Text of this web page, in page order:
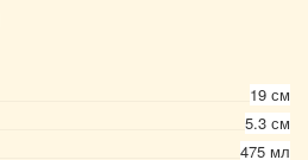
19 см
5.3 см
475 мл